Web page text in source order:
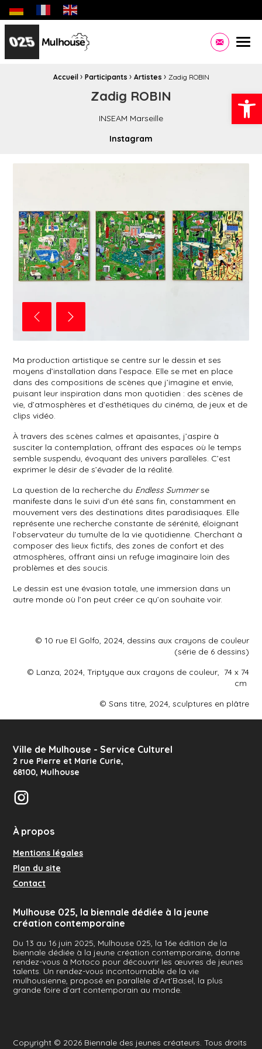
Ouvrir
Site officiel de la Ville de Mulhouse Infos pratiques,
Accueil › Participants › Artistes › Zadig ROBIN
Zadig ROBIN
INSEAM Marseille
Instagram
Ma production artistique se centre sur le dessin et ses
moyens d’installation dans l’espace. Elle se met en place
dans des compositions de scènes que j’imagine et envie,
puisant leur inspiration dans mon quotidien : des scènes de
vie, d’atmosphères et d’esthétiques du cinéma, de jeux et de
clips vidéo.
À travers des scènes calmes et apaisantes, j’aspire à
susciter la contemplation, offrant des espaces où le temps
semble suspendu, évoquant des univers parallèles. C’est
exprimer le désir de s’évader de la réalité.
La question de la recherche du Endless Summerse
manifeste dans le suivi d’un été sans fin, constamment en
mouvement vers des destinations dites paradisiaques. Elle
représente une recherche constante de sérénité, éloignant
l’observateur du tumulte de la vie quotidienne. Cherchant à
composer des lieux fictifs, des zones de confort et des
atmosphères, offrant ainsi un refuge imaginaire loin des
problèmes et des soucis.
Le dessin est une évasion totale, une immersion dans un
autre monde où l’on peut créer ce qu’on souhaite voir.
© 10 rue El Golfo, 2024, dessins aux crayons de couleur
(série de 6 dessins)
© Lanza, 2024, Triptyque aux crayons de couleur, 74 x 74
cm
© Sans titre, 2024, sculptures en plâtre
Ville de Mulhouse - Service Culturel
2 rue Pierre et Marie Curie,
68100, Mulhouse
Instagram
À propos
Mentions légales
Plan du site
Contact
Mulhouse 025, la biennale dédiée à la jeune
création contemporaine
Du 13 au 16 juin 2025, Mulhouse 025, la 16e édition de la
biennale dédiée à la jeune création contemporaine, donne
rendez-vous à Motoco pour découvrir les œuvres de jeunes
talents. Un rendez-vous incontournable de la vie
mulhousienne, proposé en parallèle d’Art’Basel, la plus
grande foire d’art contemporain au monde.
Copyright © 2026 Biennale des jeunes créateurs. Tous droits